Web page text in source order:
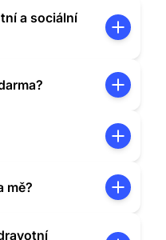
a sociální
mě?